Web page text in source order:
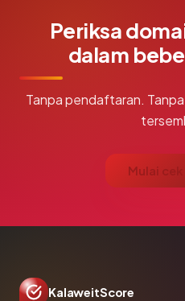
Periksa
dalam
Tanpa pendaftaran.
Mulai cek
KalaweitScore